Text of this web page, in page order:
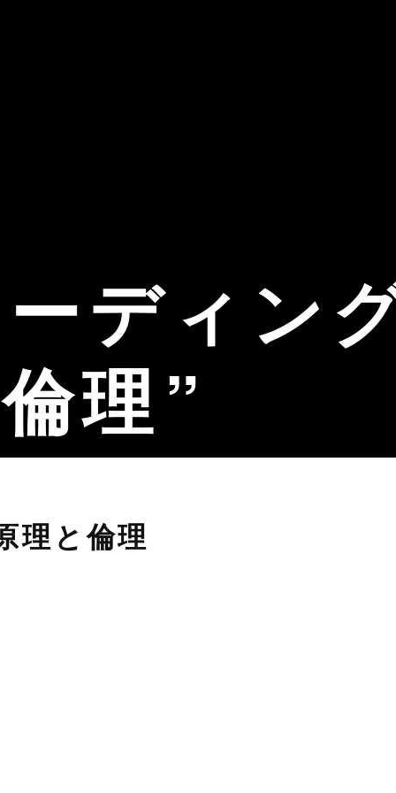
ディン
理
理と倫理